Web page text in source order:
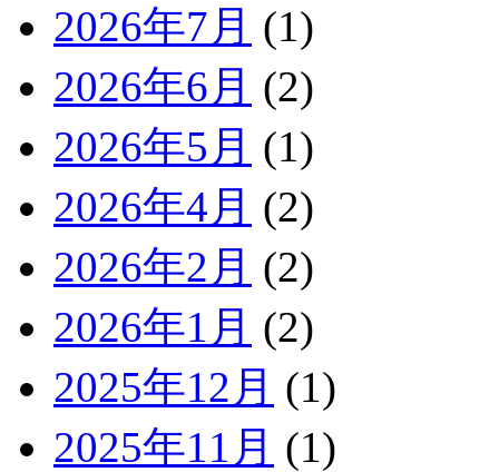
2026年7月 (1)
2026年6月 (2)
2026年5月 (1)
2026年4月 (2)
2026年2月 (2)
2026年1月 (2)
2025年12月 (1)
2025年11月 (1)